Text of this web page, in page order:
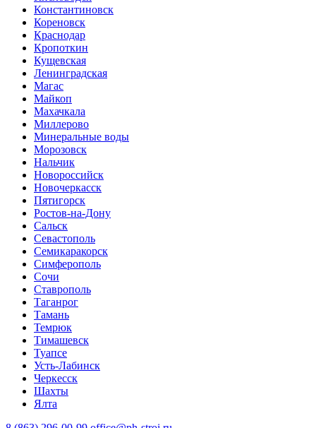
Константиновск
Кореновск
Краснодар
Кропоткин
Кущевская
Ленинградская
Магас
Майкоп
Махачкала
Миллерово
Минеральные воды
Морозовск
Нальчик
Новороссийск
Новочеркасск
Пятигорск
Ростов-на-Дону
Сальск
Севастополь
Семикаракорск
Симферополь
Сочи
Ставрополь
Таганрог
Тамань
Темрюк
Тимашевск
Туапсе
Усть-Лабинск
Черкесск
Шахты
Ялта